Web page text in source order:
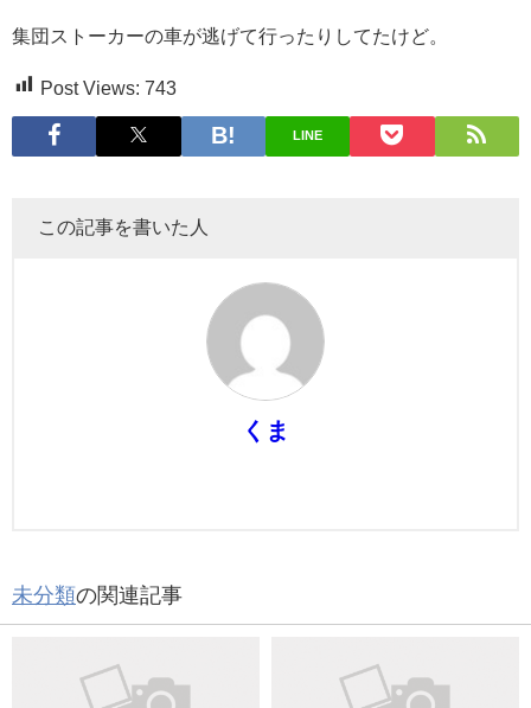
集団ストーカーの車が逃げて行ったりしてたけど。
Post Views: 743
LINE
この記事を書いた人
くま
未分類の関連記事